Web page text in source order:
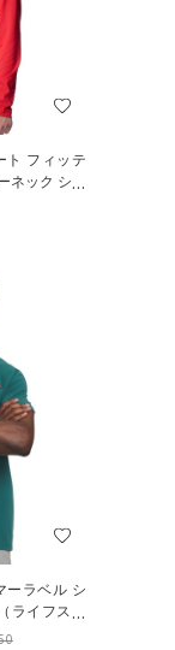
ト フィッテ
ネック シャ
ーラベル シ
ライフスタ